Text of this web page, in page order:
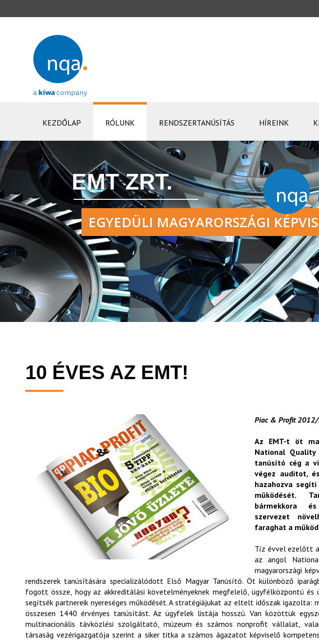
KEZDŐLAP RÓLUNK RENDSZERTANÚSÍTÁS HÍREINK
EMT ZRT.
EGYEDÜLI MAGYARORSZÁGI
10 ÉVES AZ EMT!
Piac & Profit 2012/
Az EMT-t öt
National Quality
tanúsító cég a
végez auditot,
hazahozva
működését.
bármekkora
szervezet
faraghat a
Tíz évvel ezelőtt
az angol
magyarországi
rendszerek tanúsítására specializálódott Első Magyar Tanúsító. Öt különböző
fogott össze, hogy az akkreditálási követelményeknek megfelelő, ügyfélközpontú
segítsék partnereik nyereséges működését. A stratégiájukat az eltelt időszak igazolta:
összesen 1440 érvényes tanúsítást. Az ügyfelek listája hosszú. Van közöttük
multinacionális távközlési szolgáltató, múzeum és számos nonprofit vállalat,
társaság vezérigazgatója szerint a siker titka a számos ágazatot képviselő